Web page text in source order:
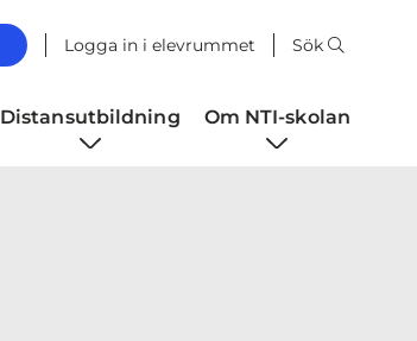
Logga in i elevrummet Sök
Distansutbildning Om NTI-skolan